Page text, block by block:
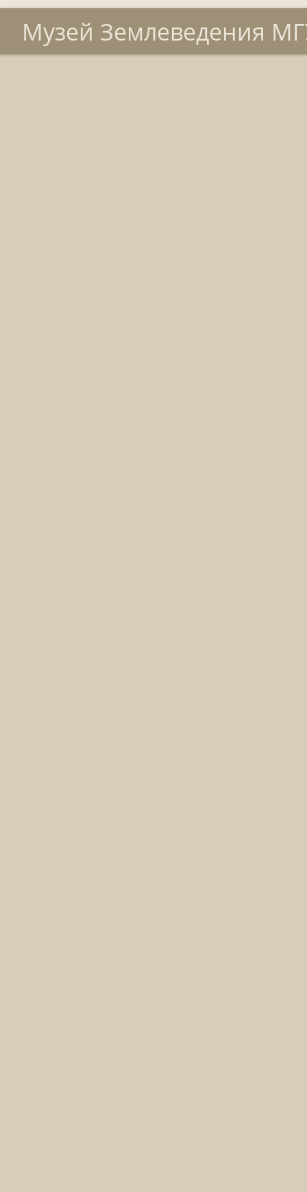
Музей Землеведения